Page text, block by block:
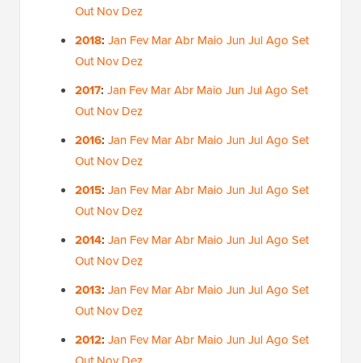
Out Nov Dez
2018: Jan Fev MarAbr Maio JunJulAgo Set
Out Nov Dez
2017: Jan Fev MarAbr Maio JunJulAgo Set
Out Nov Dez
2016: Jan Fev MarAbr Maio JunJulAgo Set
Out Nov Dez
2015: Jan Fev MarAbr Maio JunJulAgo Set
Out Nov Dez
2014: Jan Fev MarAbr Maio JunJulAgo Set
Out Nov Dez
2013: Jan Fev MarAbr Maio JunJulAgo Set
Out Nov Dez
2012: Jan Fev MarAbr Maio JunJulAgo Set